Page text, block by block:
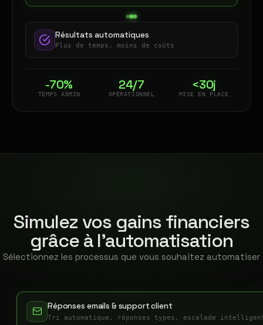
Résultats automatiques
Plus de temps, moins de coûts
-70%
TEMPS ADMIN
24/7
OPÉRATIONNEL
<30j
MISE EN PLACE
Simulez vos gains financiers
grâce à l'automatisation
Sélectionnez les processus que vous souhaitez automatiser
Réponses emails & support client
Tri automatique, réponses types, escalade